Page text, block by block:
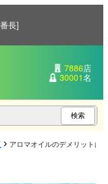
長]
7886店
30001名
アロマオイルのデメリットは